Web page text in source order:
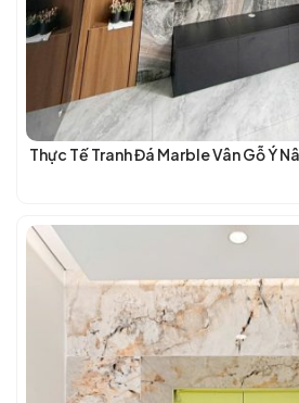
Thực Tế Tranh Đá Marble Vân Gỗ Ý